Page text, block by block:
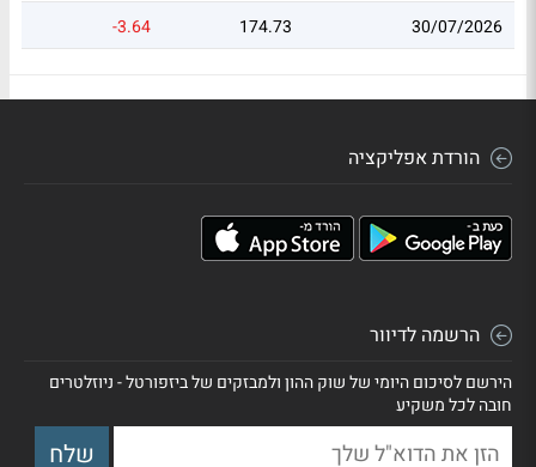
30/07/2026
174.73
-3.64
הורדת אפליקציה
הרשמה לדיוור
הירשם לסיכום היומי של שוק ההון ולמבזקים של ביזפורטל - ניוזלטרים
חובה לכל משקיע